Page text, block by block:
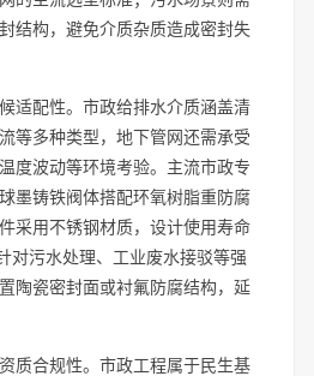
结构，避免介质杂质造成密封失
适配性。市政给排水介质涵盖清
等多种类型，地下管网还需承受
度波动等环境考验。主流市政专
墨铸铁阀体搭配环氧树脂重防腐
采用不锈钢材质，设计使用寿命
对污水处理、工业废水接驳等强
陶瓷密封面或衬氟防腐结构，延
质合规性。市政工程属于民生基